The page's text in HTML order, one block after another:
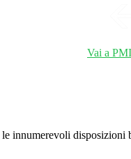
Vai a
innumerevoli